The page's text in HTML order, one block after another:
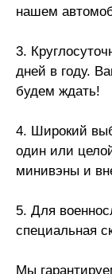
нашем
3.
дней в году.
будем ждать!
4. Широкий
один или
минивэны и
5. Для
специальная
Мы